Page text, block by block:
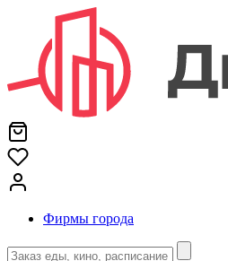
Фирмы города